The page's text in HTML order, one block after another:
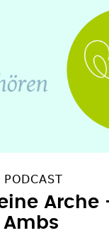
PODCAST
Arche
Ambs